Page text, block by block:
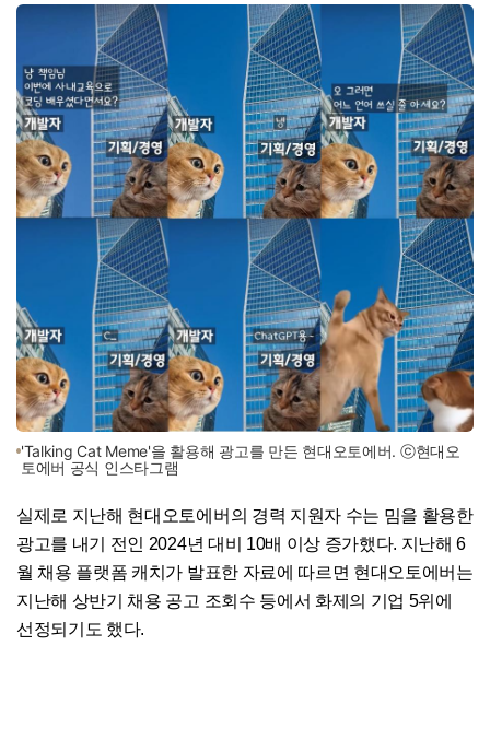
'Talking Cat Meme'을 활용해 광고를 만든 현대오토에버. ⓒ현대오
토에버 공식 인스타그램
실제로 지난해 현대오토에버의 경력 지원자 수는 밈을 활용한
광고를 내기 전인 2024년 대비 10배 이상 증가했다. 지난해 6
월 채용 플랫폼 캐치가 발표한 자료에 따르면 현대오토에버는
지난해 상반기 채용 공고 조회수 등에서 화제의 기업 5위에
선정되기도 했다.